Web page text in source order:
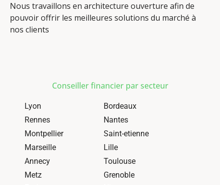
Nous travaillons en architecture ouverture afin de
pouvoir offrir les meilleures solutions du marché à
nos clients
Conseiller financier par secteur
Lyon
Bordeaux
Rennes
Nantes
Montpellier
Saint-etienne
Marseille
Lille
Annecy
Toulouse
Metz
Grenoble